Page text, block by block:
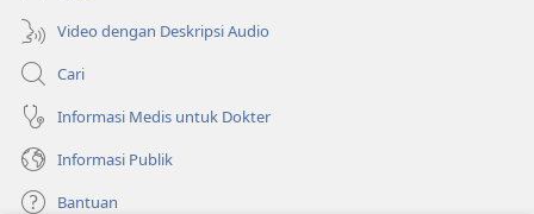
Video dengan Deskripsi Audio
Cari
Informasi Medis untuk Dokter
Informasi Publik
Bantuan